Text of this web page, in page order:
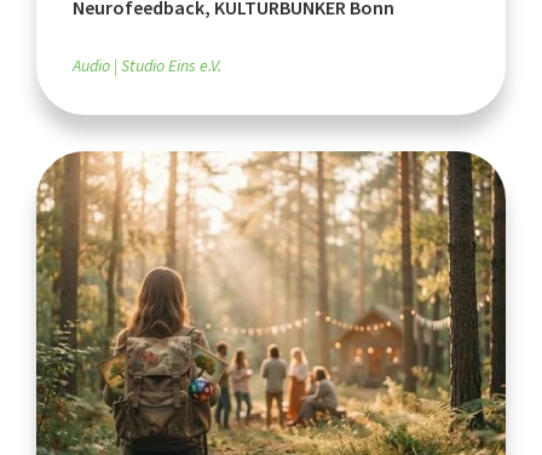
Neurofeedback, KULTURBUNKER Bonn
Audio Studio Eins e.V.